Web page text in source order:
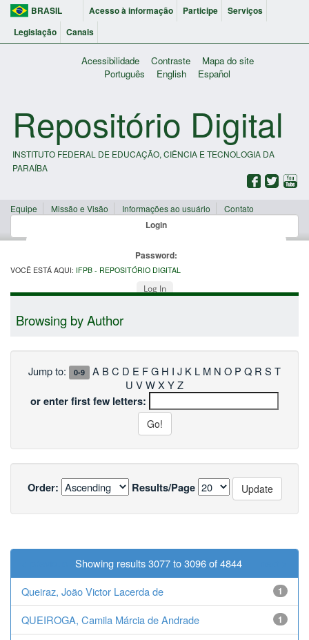
BRASIL Acesso à informação Participe
Serviços
Legislação
Canais
Acessibilidade Contraste
Mapa do site
Português
English Español
Repositório Digital
INSTITUTO FEDERAL DE EDUCAÇÃO, CIÊNCIA E TECNOLOGIA DA
PARAÍBA
Equipe Missão e Visão Informações ao usuário Contato
Login
Password:
Log In
VOCÊ ESTÁ AQUI: IFPB - REPOSITÓRIO DIGITAL
Browsing by Author
Jump to: 0-9 A B C D E F G H I J K L M N O P Q R S T
U VWX YZ
or enter first few letters:
Order: Results/Page
Showing results 3077 to 3096 of 4844
Queiraz, João Victor Lacerda de
1
QUEIROGA, Camila Márcia de Andrade 1